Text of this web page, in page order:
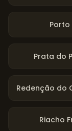
Porto
Prata do
Redenção do
Riacho